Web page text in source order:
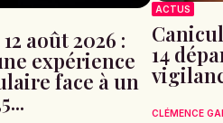
août 2026 :
expérience
face à un
ACTUS
14
CLÉMENCE